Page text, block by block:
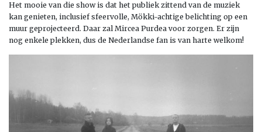
Het mooie van die show is dat het publiek zittend van de muziek
kan genieten, inclusief sfeervolle, Mökki-achtige belichting op een
muur geprojecteerd. Daar zal Mircea Purdea voor zorgen. Er zijn
nog enkele plekken, dus de Nederlandse fan is van harte welkom!